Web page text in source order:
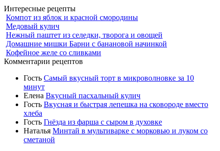
Интересные рецепты
Компот из яблок и красной смородины
Медовый кулич
Нежный паштет из селедки, творога и овощей
Домашние мишки Барни с банановой начинкой
Кофейное желе со сливками
Комментарии рецептов
Гость Самый вкусный торт в микроволновке за 10
минут
Елена Вкусный пасхальный кулич
Гость Вкусная и быстрая лепешка на сковороде вместо
хлеба
Гость Гнёзда из фарша с сыром в духовке
Наталья Минтай в мультиварке с морковью и луком со
сметаной